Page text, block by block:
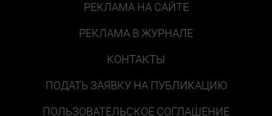
РЕКЛАМА НА САЙТЕ
РЕКЛАМА В ЖУРНАЛЕ
КОНТАКТЫ
ПОДАТЬ ЗАЯВКУ НА ПУБЛИКАЦИЮ
ПОЛЬЗОВАТЕЛЬСКОЕ СОГЛАШЕНИЕ